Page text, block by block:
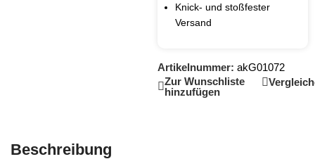
Knick- und stoßfester
Versand
Artikelnummer: akG01072
Zur Wunschliste
hinzufügen
Beschreibung